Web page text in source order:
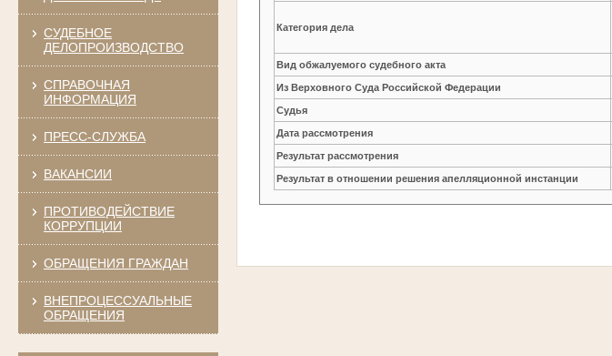
СУДЕБНОЕ
ДЕЛОПРОИЗВОДСТВО
СПРАВОЧНАЯ
ИНФОРМАЦИЯ
ПРЕСС-СЛУЖБА
ВАКАНСИИ
ПРОТИВОДЕЙСТВИЕ
КОРРУПЦИИ
ОБРАЩЕНИЯ ГРАЖДАН
ВНЕПРОЦЕССУАЛЬНЫЕ
ОБРАЩЕНИЯ
Категория дела
Вид обжалуемого судебного акта
Из Верховного Суда Российской Федерации
Судья
Дата рассмотрения
Результат рассмотрения
Результат в отношении решения апелляционной инстанции